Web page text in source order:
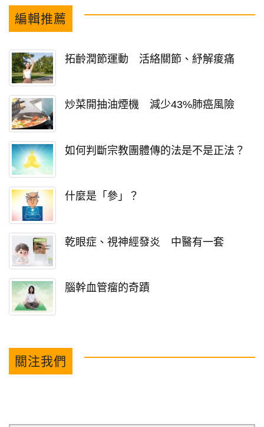
編輯推薦
拓齡潤節運動 活絡關節、紓解痠痛
炒菜開抽油煙機 減少43%肺癌風險
如何判斷宗教團體傳的法是不是正法？
什麼是「參」？
乾眼症、視神經發炎 中醫有一套
腦幹血管瘤的奇蹟
關注我們